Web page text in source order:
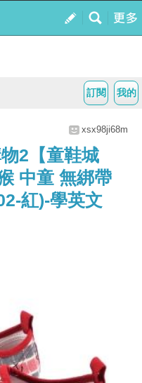
我的
訂閱
xsx98ji68m
2【童鞋城
中童 無綁帶
紅)-學英文